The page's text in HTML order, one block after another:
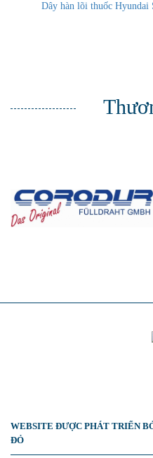
Dây hàn lõi thuốc
WEBSITE ĐƯỢC PHÁT TRIỂN
ĐỎ